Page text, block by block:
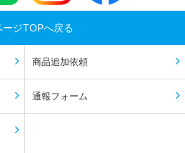
ージTOPへ戻る
商品追加依頼
通報フォーム